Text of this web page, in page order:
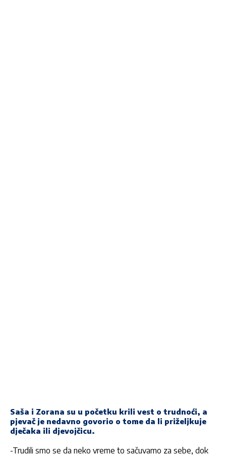
Saša i Zorana su u početku krili vest o trudnoći, a
pjevač je nedavno govorio o tome da li priželjkuje
dječaka ili djevojčicu.
-Trudili smo se da neko vreme to sačuvamo za sebe, dok